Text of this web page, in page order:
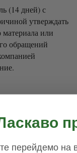
(14 дней) с
утверждать
материала или
обращений
перейдемо на